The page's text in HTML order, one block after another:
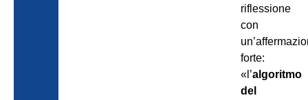
riflessione
con
forte:
«l’algoritmo
del